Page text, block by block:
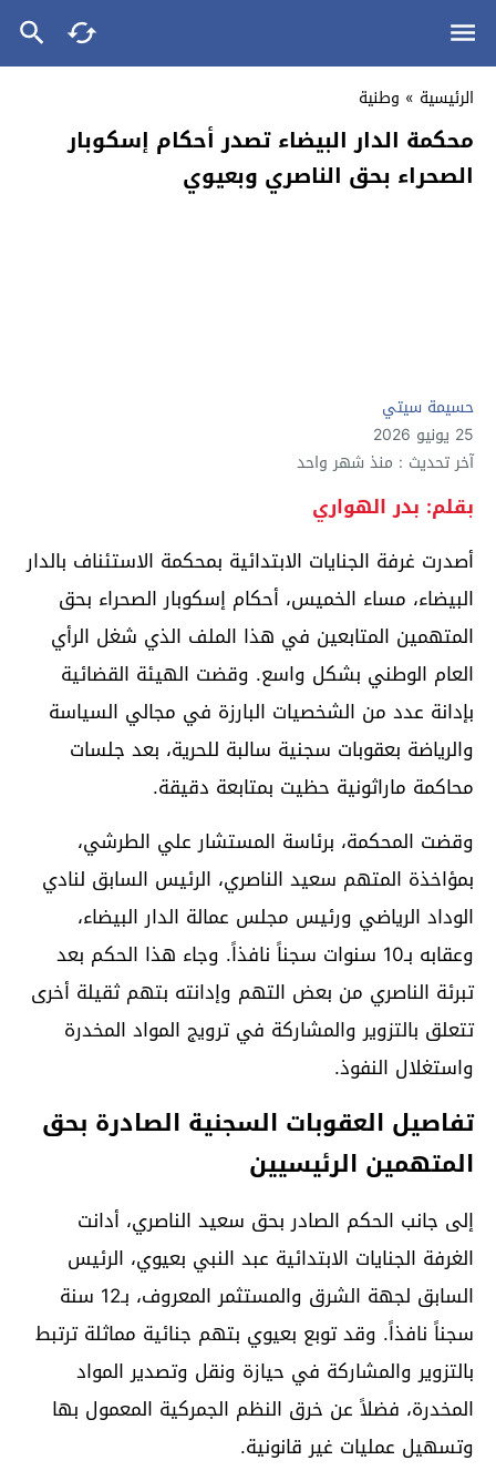
الرئيسية » وطنية
محكمة الدار البيضاء تصدر أحكام إسكوبار
الصحراء بحق الناصري وبعيوي
حسيمة سيتي
25 يونيو 2026
آخر تحديث : منذ شهر واحد
بقلم: بدر الهواري
أصدرت غرفة الجنايات الابتدائية بمحكمة الاستئناف بالدار
البيضاء، مساء الخميس، أحكام إسكوبار الصحراء بحق
المتهمين المتابعين في هذا الملف الذي شغل الرأي
العام الوطني بشكل واسع. وقضت الهيئة القضائية
بإدانة عدد من الشخصيات البارزة في مجالي السياسة
والرياضة بعقوبات سجنية سالبة للحرية، بعد جلسات
محاكمة ماراثونية حظيت بمتابعة دقيقة.
وقضت المحكمة، برئاسة المستشار علي الطرشي،
بمؤاخذة المتهم سعيد الناصري، الرئيس السابق لنادي
الوداد الرياضي ورئيس مجلس عمالة الدار البيضاء،
وعقابه بـ10 سنوات سجناً نافذاً. وجاء هذا الحكم بعد
تبرئة الناصري من بعض التهم وإدانته بتهم ثقيلة أخرى
تتعلق بالتزوير والمشاركة في ترويج المواد المخدرة
واستغلال النفوذ.
تفاصيل العقوبات السجنية الصادرة بحق
المتهمين الرئيسيين
إلى جانب الحكم الصادر بحق سعيد الناصري، أدانت
الغرفة الجنايات الابتدائية عبد النبي بعيوي، الرئيس
السابق لجهة الشرق والمستثمر المعروف، بـ12 سنة
سجناً نافذاً. وقد توبع بعيوي بتهم جنائية مماثلة ترتبط
بالتزوير والمشاركة في حيازة ونقل وتصدير المواد
المخدرة، فضلاً عن خرق النظم الجمركية المعمول بها
وتسهيل عمليات غير قانونية.